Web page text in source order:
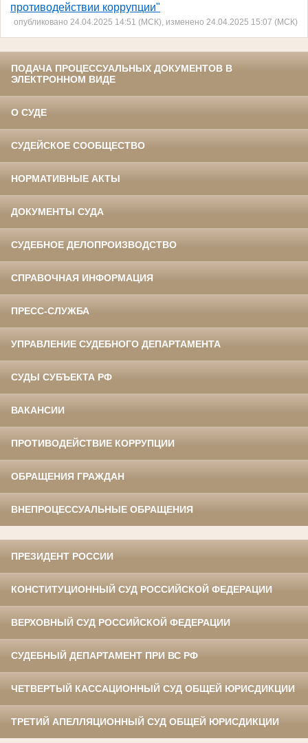
противодействии коррупции"
опубликовано 24.04.2025 14:51 (МСК), изменено 24.04.2025 15:07 (МСК)
ПОДАЧА ПРОЦЕССУАЛЬНЫХ ДОКУМЕНТОВ В
ЭЛЕКТРОННОМ ВИДЕ
О СУДЕ
СУДЕЙСКОЕ СООБЩЕСТВО
НОРМАТИВНЫЕ АКТЫ
ДОКУМЕНТЫ СУДА
СУДЕБНОЕ ДЕЛОПРОИЗВОДСТВО
СПРАВОЧНАЯ ИНФОРМАЦИЯ
ПРЕСС-СЛУЖБА
УПРАВЛЕНИЕ СУДЕБНОГО ДЕПАРТАМЕНТА
СУДЫ СУБЪЕКТА РФ
ВАКАНСИИ
ПРОТИВОДЕЙСТВИЕ КОРРУПЦИИ
ОБРАЩЕНИЯ ГРАЖДАН
ВНЕПРОЦЕССУАЛЬНЫЕ ОБРАЩЕНИЯ
ПРЕЗИДЕНТ РОССИИ
КОНСТИТУЦИОННЫЙ СУД РОССИЙСКОЙ ФЕДЕРАЦИИ
ВЕРХОВНЫЙ СУД РОССИЙСКОЙ ФЕДЕРАЦИИ
СУДЕБНЫЙ ДЕПАРТАМЕНТ ПРИ ВС РФ
ЧЕТВЕРТЫЙ КАССАЦИОННЫЙ СУД ОБЩЕЙ ЮРИСДИКЦИИ
ТРЕТИЙ АПЕЛЛЯЦИОННЫЙ СУД ОБЩЕЙ ЮРИСДИКЦИИ